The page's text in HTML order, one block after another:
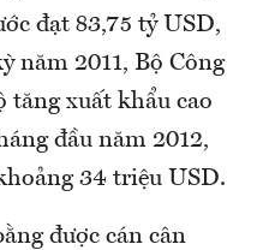
đạt 83,75 tỷ USD,
năm 2011, Bộ Công
tăng xuất khẩu cao
đầu năm 2012,
34 triệu USD.
được cán cân